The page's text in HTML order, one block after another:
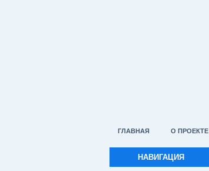
ГЛАВНАЯ О ПРОЕКТЕ
НАВИГАЦИЯ